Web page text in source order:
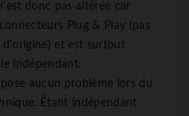
donc pas altérée car
Plug & Play (pas
d'origine) et est surtout
indépendant.
aucun problème lors du
Étant indépendant